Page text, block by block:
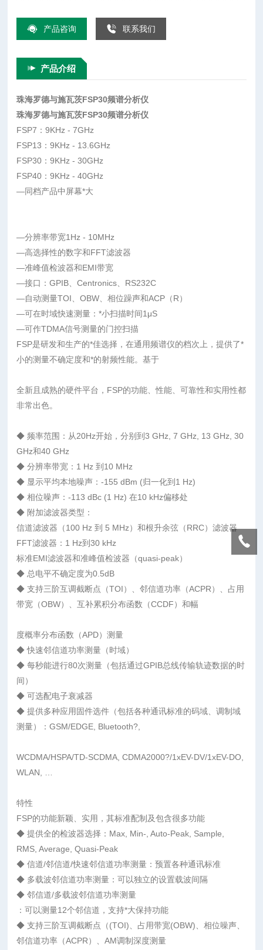
产品咨询 联系我们
产品介绍
珠海罗德与施瓦茨FSP30频谱分析仪
珠海罗德与施瓦茨FSP30频谱分析仪
FSP7：9KHz - 7GHz
FSP13：9KHz - 13.6GHz
FSP30：9KHz - 30GHz
FSP40：9KHz - 40GHz
—同档产品中屏幕*大
—分辨率带宽1Hz - 10MHz
—高选择性的数字和FFT滤波器
—准峰值检波器和EMI带宽
—接口：GPIB、Centronics、RS232C
—自动测量TOI、OBW、相位躁声和ACP（R）
—可在时域快速测量：*小扫描时间1μS
—可作TDMA信号测量的门控扫描
FSP是研发和生产的*佳选择，在通用频谱仪的档次上，提供了*
小的测量不确定度和*的射频性能。基于
全新且成熟的硬件平台，FSP的功能、性能、可靠性和实用性都
非常出色。
◆ 频率范围：从20Hz开始，分别到3 GHz, 7 GHz, 13 GHz, 30
GHz和40 GHz
◆ 分辨率带宽：1 Hz 到10 MHz
◆ 显示平均本地噪声：-155 dBm (归一化到1 Hz)
◆ 相位噪声：-113 dBc (1 Hz) 在10 kHz偏移处
◆ 附加滤波器类型：
信道滤波器（100 Hz 到 5 MHz）和根升余弦（RRC）滤波器
FFT滤波器：1 Hz到30 kHz
标准EMI滤波器和准峰值检波器（quasi-peak）
◆ 总电平不确定度为0.5dB
◆ 支持三阶互调截断点（TOI）、邻信道功率（ACPR）、占用
带宽（OBW）、互补累积分布函数（CCDF）和幅
度概率分布函数（APD）测量
◆ 快速邻信道功率测量（时域）
◆ 每秒能进行80次测量（包括通过GPIB总线传输轨迹数据的时
间）
◆ 可选配电子衰减器
◆ 提供多种应用固件选件（包括各种通讯标准的码域、调制域
测量）：GSM/EDGE, Bluetooth?,
WCDMA/HSPA/TD-SCDMA, CDMA2000?/1xEV-DV/1xEV-DO,
WLAN, …
特性
FSP的功能新颖、实用，其标准配制及包含很多功能
◆ 提供全的检波器选择：Max, Min-, Auto-Peak, Sample,
RMS, Average, Quasi-Peak
◆ 信道/邻信道/快速邻信道功率测量：预置各种通讯标准
◆ 多载波邻信道功率测量：可以独立的设置载波间隔
◆ 邻信道/多载波邻信道功率测量
：可以测量12个邻信道，支持*大保持功能
◆ 支持三阶互调截断点（(TOI)、占用带宽(OBW)、相位噪声、
邻信道功率（ACPR）、AM调制深度测量